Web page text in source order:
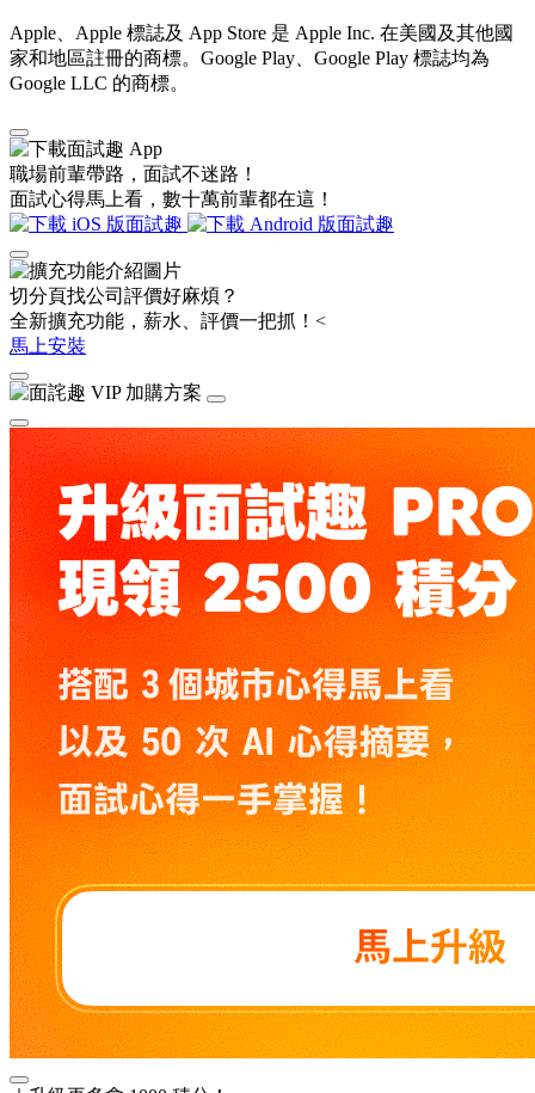
Apple、Apple 標誌及 App Store 是 Apple Inc. 在美國及其他國
家和地區註冊的商標。Google Play、Google Play 標誌均為
Google LLC 的商標。
職場前輩帶路，面試不迷路！
面試心得馬上看，數十萬前輩都在這！
切分頁找公司評價好麻煩？
全新擴充功能，薪水、評價一把抓！<
馬上安裝